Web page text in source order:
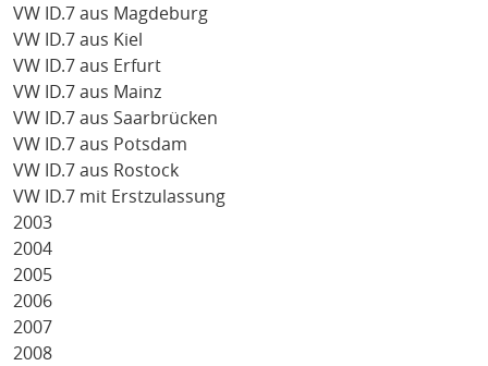
VW ID.7 aus Magdeburg
VW ID.7 aus Kiel
VW ID.7 aus Erfurt
VW ID.7 aus Mainz
VW ID.7 aus Saarbrücken
VW ID.7 aus Potsdam
VW ID.7 aus Rostock
VW ID.7 mit Erstzulassung
2003
2004
2005
2006
2007
2008